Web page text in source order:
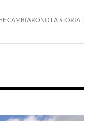
CAMBIARONO LA STORIA